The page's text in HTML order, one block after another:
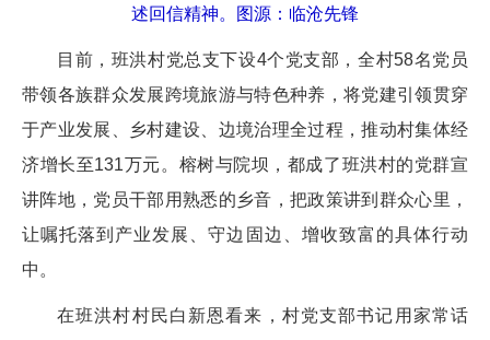
述回信精神。图源：临沧先锋
目前，班洪村党总支下设4个党支部，全村58名党员
带领各族群众发展跨境旅游与特色种养，将党建引领贯穿
于产业发展、乡村建设、边境治理全过程，推动村集体经
济增长至131万元。榕树与院坝，都成了班洪村的党群宣
讲阵地，党员干部用熟悉的乡音，把政策讲到群众心里，
让嘱托落到产业发展、守边固边、增收致富的具体行动
中。
在班洪村村民白新恩看来，村党支部书记用家常话